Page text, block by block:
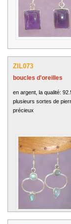
ZIL073
boucles d'oreilles
en argent, la qualité:
plusieurs sortes de
précieux